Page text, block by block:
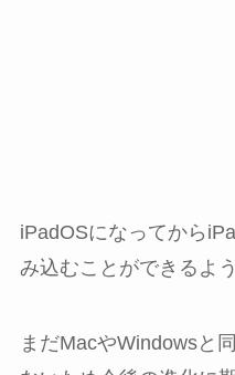
iPadOSになってから
み込むことができるよ
まだMacやWindowsと